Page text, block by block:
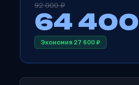
92 000 ₽
64 400
Экономия 27 600 ₽